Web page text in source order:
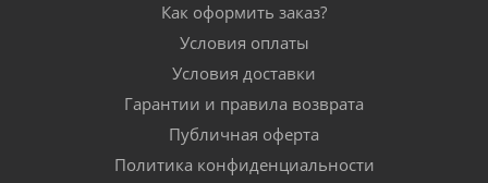
Как оформить заказ?
Условия оплаты
Условия доставки
Гарантии и правила возврата
Публичная оферта
Политика конфиденциальности